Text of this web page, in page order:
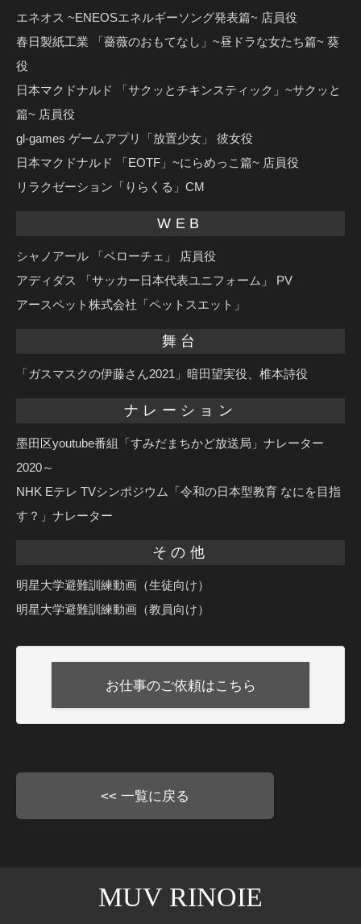
エネオス ~ENEOSエネルギーソング発表篇~ 店員役
春日製紙工業 「薔薇のおもてなし」~昼ドラな女たち篇~ 葵
役
日本マクドナルド 「サクッとチキンスティック」~サクッと
篇~ 店員役
gl-games ゲームアプリ「放置少女」 彼女役
日本マクドナルド 「EOTF」~にらめっこ篇~ 店員役
リラクゼーション「りらくる」CM
WEB
シャノアール 「ベローチェ」 店員役
アディダス 「サッカー日本代表ユニフォーム」 PV
アースペット株式会社「ペットスエット」
舞台
「ガスマスクの伊藤さん2021」暗田望実役、椎本詩役
ナレーション
墨田区youtube番組「すみだまちかど放送局」ナレーター
2020～
NHK Eテレ TVシンポジウム「令和の日本型教育 なにを目指
す？」ナレーター
その他
明星大学避難訓練動画（生徒向け）
明星大学避難訓練動画（教員向け）
お仕事のご依頼はこちら
<< 一覧に戻る
MUV RINOIE